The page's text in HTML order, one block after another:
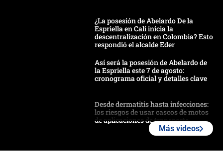
¿La posesión de Abelardo De la
Espriella en Cali inicia la
descentralización en Colombia? Esto
respondió el alcalde Eder
Así será la posesión de Abelardo de
la Espriella este 7 de agosto:
cronograma oficial y detalles clave
Desde dermatitis hasta infecciones:
los riesgos de usar cascos de motos
de aplicaciones de transporte
Más videos